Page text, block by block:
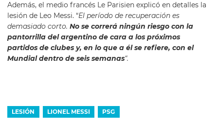
Además, el medio francés Le Parisien explicó en detalles la
lesión de Leo Messi. “El período de recuperación es
demasiado corto. No se correrá ningún riesgo con la
pantorrilla del argentino de cara a los próximos
partidos de clubes y, en lo que a él se refiere, con el
Mundial dentro de seis semanas“.
LESIÓN LIONEL MESSI PSG